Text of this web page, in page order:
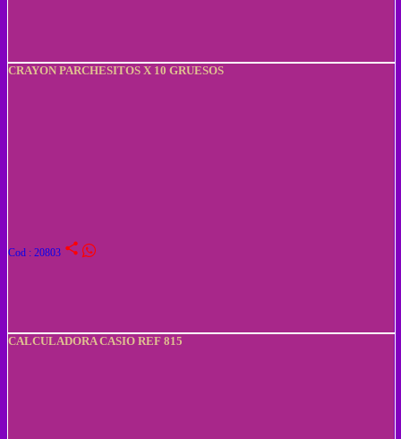
CRAYON PARCHESITOS X 10 GRUESOS
Cod : 20803 share
CALCULADORA CASIO REF 815